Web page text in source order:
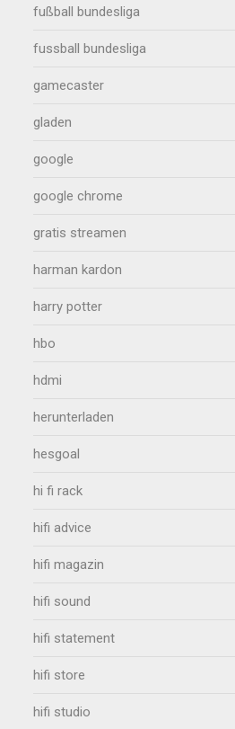
fußball bundesliga
fussball bundesliga
gamecaster
gladen
google
google chrome
gratis streamen
harman kardon
harry potter
hbo
hdmi
herunterladen
hesgoal
hi fi rack
hifi advice
hifi magazin
hifi sound
hifi statement
hifi store
hifi studio